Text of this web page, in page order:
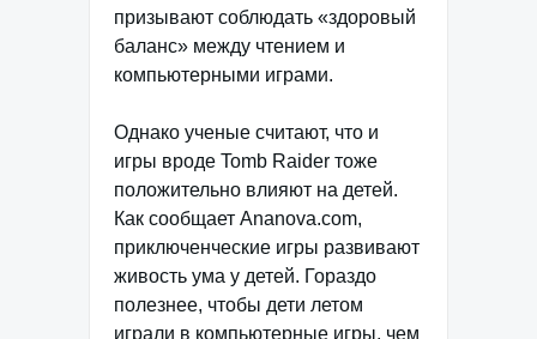
призывают соблюдать «здоровый
баланс» между чтением и
компьютерными играми.
Однако ученые считают, что и
игры вроде Tomb Raider тоже
положительно влияют на детей.
Как сообщает Ananova.com,
приключенческие игры развивают
живость ума у детей. Гораздо
полезнее, чтобы дети летом
играли в компьютерные игры, чем